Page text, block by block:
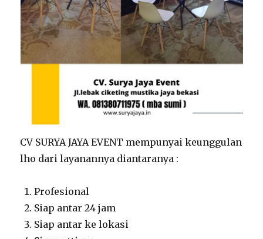
CV SURYA JAYA EVENT mempunyai keunggulan
lho dari layanannya diantaranya :
Profesional
Siap antar 24 jam
Siap antar ke lokasi